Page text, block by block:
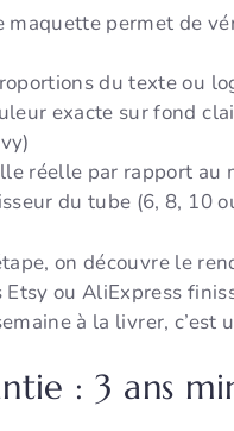
maquette permet de
du texte ou
exacte sur fond
réelle par rapport au
du tube (6, 8, 10
on découvre le
Etsy ou AliExpress
à la livrer, c’est
: 3 ans